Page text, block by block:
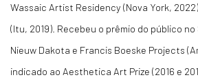
Wassaic Artist Residency (Nova York,
(Itu, 2019). Recebeu o prêmio do público no
Nieuw Dakota e Francis Boeske Projects
indicado ao Aesthetica Art Prize (2016 e